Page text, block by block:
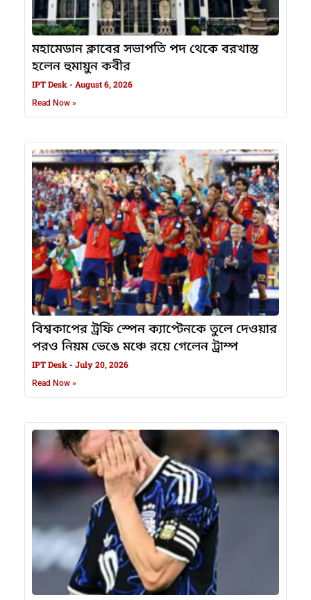
মহামেডান ক্লাবের সভাপতি পদ থেকে বরখাস্ত
হলেন হুমায়ুন কবীর
IPT Desk August 6, 2026
Read Now »
বিশ্বকাপের ট্রফি স্পেন ক্যাপ্টেনকে তুলে দেওয়ার
পরও নিয়ম ভেঙে মঞ্চে রয়ে গেলেন ট্রাম্প
IPT Desk July 20, 2026
Read Now »